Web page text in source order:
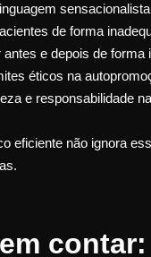
sensacionalista
de forma
antes e depois de forma
éticos na
e responsabilidade
eficiente não ignora